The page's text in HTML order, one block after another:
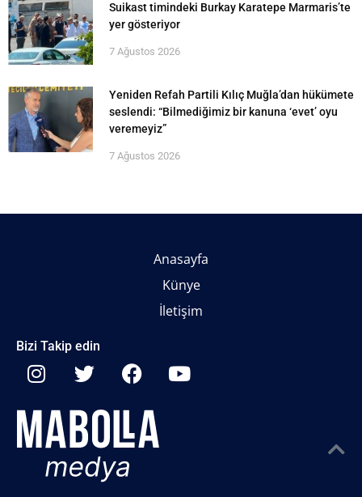
Suikast timindeki Burkay Karatepe Marmaris’te
yer gösteriyor
7 Ağustos 2026
Yeniden Refah Partili Kılıç Muğla’dan hükümete
seslendi: “Bilmediğimiz bir kanuna ‘evet’ oyu
veremeyiz”
7 Ağustos 2026
Anasayfa
Künye
İletişim
Bizi Takip edin